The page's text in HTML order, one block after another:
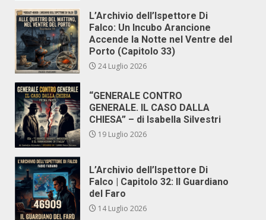
L’Archivio dell’Ispettore Di
Falco: Un Incubo Arancione
Accende la Notte nel Ventre del
Porto (Capitolo 33)
24 Luglio 2026
“GENERALE CONTRO
GENERALE. IL CASO DALLA
CHIESA” – di Isabella Silvestri
19 Luglio 2026
L’Archivio dell’Ispettore Di
Falco | Capitolo 32: Il Guardiano
del Faro
14 Luglio 2026